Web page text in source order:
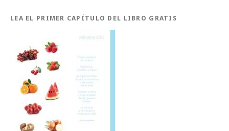
LEA EL PRIMER CAPÍTULO DEL LIBRO GRATIS